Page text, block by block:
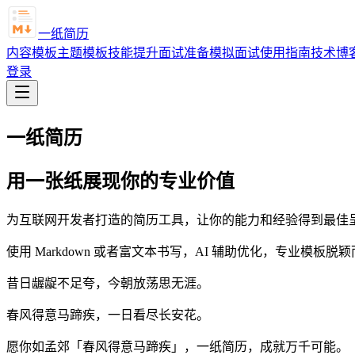
一纸简历
内容模板主题模板技能提升面试准备模拟面试使用指南技术博
登录
一纸简历
用一张纸展现你的专业价值
为互联网开发者打造的简历工具，让你的能力和经验得到最佳
使用 Markdown 或者富文本书写，AI 辅助优化，专业模板脱颖
昔日龌龊不足夸，今朝放荡思无涯。
春风得意马蹄疾，一日看尽长安花。
愿你如孟郊「春风得意马蹄疾」，一纸简历，成就万千可能。